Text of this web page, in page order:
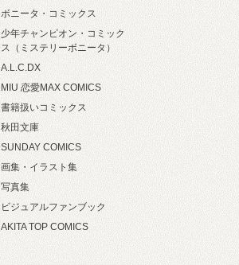
ボニータ・コミックス
少年チャンピオン・コミック
ス（ミステリーボニータ）
A.L.C.DX
MIU 恋愛MAX COMICS
書籍扱いコミックス
秋田文庫
SUNDAY COMICS
画集・イラスト集
写真集
ビジュアルファンブック
AKITA TOP COMICS